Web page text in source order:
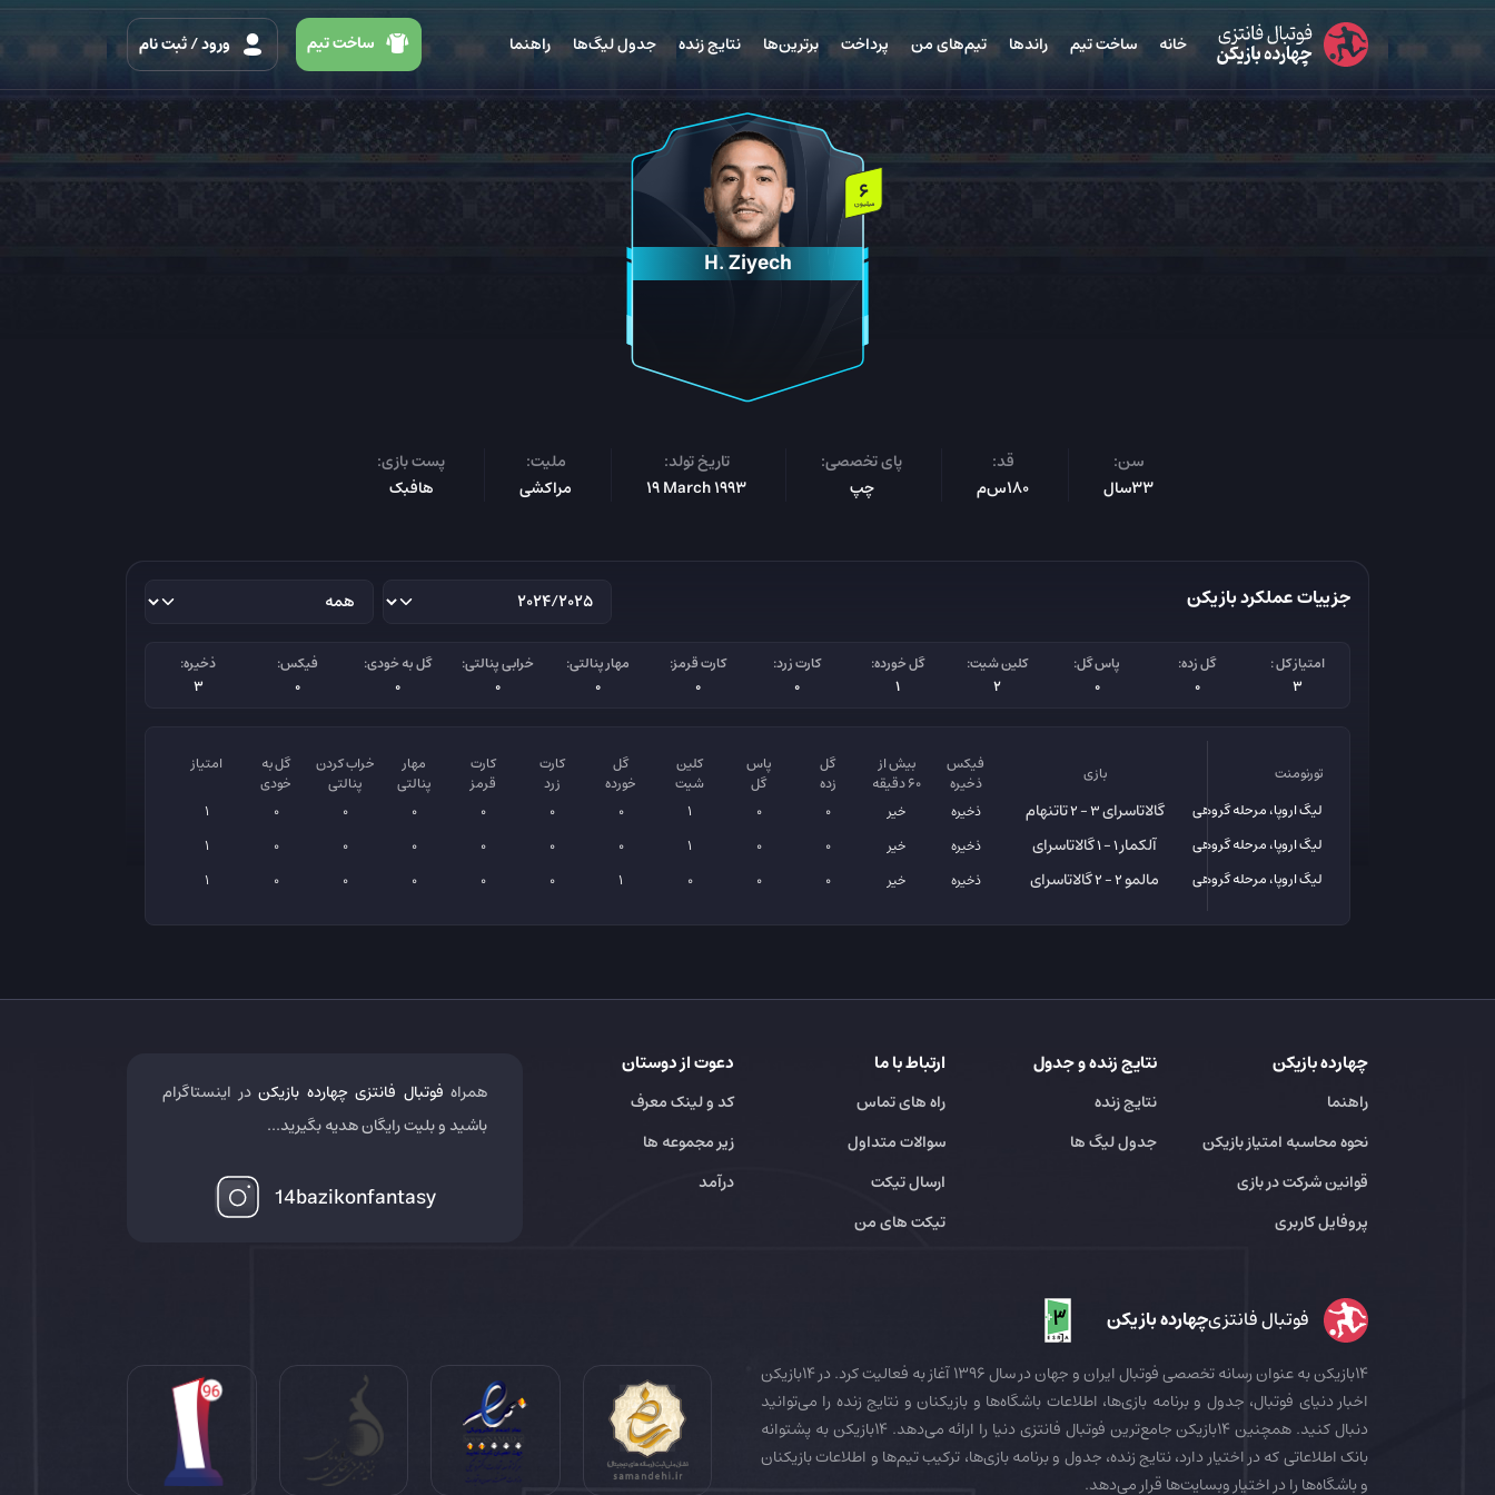
خانه ساخت تیم راندها تیم‌های من پرداخت برترین‌ها نتایج زنده جدول لیگ‌ها راهنما ساخت تیم ورود/ ثبت نام
H. Ziyech
6
میلیون
سن:
33سال
قد:
180س‌م
پای تخصصی:
چپ
تاریخ تولد:
19 March 1993
ملیت:
مراکشی
پست بازی:
هافبک
جزییات عملکرد بازیکن
امتیاز کل :
3
گل زده:
0
پاس گل:
0
کلین شیت:
2
گل خورده:
1
کارت زرد:
0
کارت قرمز:
0
مهار پنالتی:
0
خرابی پنالتی:
0
گل به خودی:
0
فیکس:
0
ذخیره:
3
تورنومنت بازی
فیکس
ذخیره
بیش از
۶۰ دقیقه
گل
زده
پاس
گل
کلین
شیت
گل
خورده
کارت
زرد
کارت
قرمز
مهار
پنالتی
خراب کردن
پنالتی
گل به
خودی
امتیاز
لیگ اروپا، مرحله گروهی
گالاتاسرای3 - 2 تاتنهام ذخیره خیر 0
0
1
0
0
0
0
0
0
1
لیگ اروپا، مرحله گروهی
آلکمار1 - 1 گالاتاسرای ذخیره خیر 0
0
1
0
0
0
0
0
0
1
لیگ اروپا، مرحله گروهی
مالمو2 - 2 گالاتاسرای ذخیره خیر 0
0
0
1
0
0
0
0
0
1
چهارده بازیکن
راهنما
نحوه محاسبه امتیاز بازیکن
قوانین شرکت در بازی
پروفایل کاربری
نتایج زنده و جدول
نتایج زنده
جدول لیگ ها
ارتباط با ما
راه های تماس
سوالات متداول
ارسال تیکت
تیکت های من
دعوت از دوستان
کد و لینک معرف
زیر مجموعه ها
درآمد
همراه فوتبال فانتزی چهارده بازیکن در اینستاگرام
باشید و بلیت رایگان هدیه بگیرید...
14bazikonfantasy
فوتبال فانتزیچهارده بازیکن
14بازیکن به عنوان رسانه تخصصی فوتبال ایران و جهان در سال 1396 آغاز به فعالیت کرد. در 14بازیکن
اخبار دنیای فوتبال، جدول و برنامه بازی‌ها، اطلاعات باشگاه‌ها و بازیکنان و نتایج زنده را می‌توانید
دنبال کنید. همچنین 14بازیکن جامع‌ترین فوتبال فانتزی دنیا را ارائه می‌دهد. 14بازیکن به پشتوانه
بانک اطلاعاتی که در اختیار دارد، نتایج زنده، جدول و برنامه بازی‌ها، ترکیب تیم‌ها و اطلاعات بازیکنان
و باشگاه‌ها را در اختیار وبسایت‌ها قرار می‌دهد.